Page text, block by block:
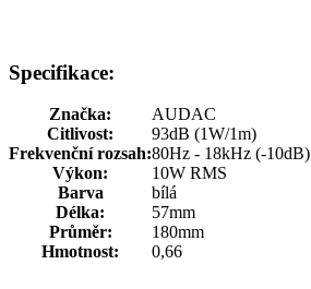
Specifikace:
Značka:
AUDAC
Citlivost:
93dB (1W/1m)
Frekvenční rozsah:80Hz - 18kHz (-10dB)
Výkon:
10W RMS
Barva
bílá
Délka:
57mm
Průměr:
180mm
Hmotnost:
0,66